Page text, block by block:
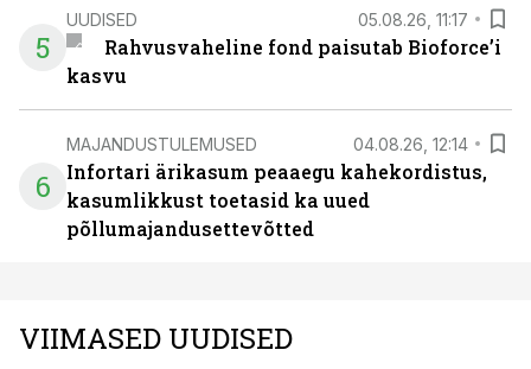
5
UUDISED 05.08.26, 11:17
Rahvusvaheline fond paisutab Bioforce’i
kasvu
6
MAJANDUSTULEMUSED 04.08.26, 12:14
Infortari ärikasum peaaegu kahekordistus,
kasumlikkust toetasid ka uued
põllumajandusettevõtted
VIIMASED UUDISED